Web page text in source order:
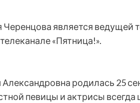
Черенцова является
«Пятница!».
родилась 25
певицы и актрисы